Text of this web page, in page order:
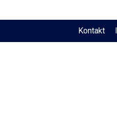
Kontakt